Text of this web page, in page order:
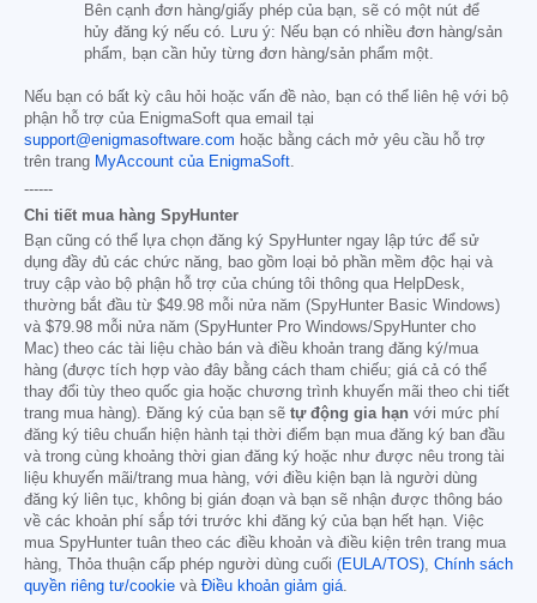
Bên cạnh đơn hàng/giấy phép của bạn, sẽ có một nút để
hủy đăng ký nếu có. Lưu ý: Nếu bạn có nhiều đơn hàng/sản
phẩm, bạn cần hủy từng đơn hàng/sản phẩm một.
Nếu bạn có bất kỳ câu hỏi hoặc vấn đề nào, bạn có thể liên hệ với bộ
phận hỗ trợ của EnigmaSoft qua email tại
support@enigmasoftware.com hoặc bằng cách mở yêu cầu hỗ trợ
trên trang MyAccount của EnigmaSoft.
------
Chi tiết mua hàng SpyHunter
Bạn cũng có thể lựa chọn đăng ký SpyHunter ngay lập tức để sử
dụng đầy đủ các chức năng, bao gồm loại bỏ phần mềm độc hại và
truy cập vào bộ phận hỗ trợ của chúng tôi thông qua HelpDesk,
thường bắt đầu từ $49.98 mỗi nửa năm (SpyHunter Basic Windows)
và $79.98 mỗi nửa năm (SpyHunter Pro Windows/SpyHunter cho
Mac) theo các tài liệu chào bán và điều khoản trang đăng ký/mua
hàng (được tích hợp vào đây bằng cách tham chiếu; giá cả có thể
thay đổi tùy theo quốc gia hoặc chương trình khuyến mãi theo chi tiết
trang mua hàng). Đăng ký của bạn sẽ tự động gia hạn với mức phí
đăng ký tiêu chuẩn hiện hành tại thời điểm bạn mua đăng ký ban đầu
và trong cùng khoảng thời gian đăng ký hoặc như được nêu trong tài
liệu khuyến mãi/trang mua hàng, với điều kiện bạn là người dùng
đăng ký liên tục, không bị gián đoạn và bạn sẽ nhận được thông báo
về các khoản phí sắp tới trước khi đăng ký của bạn hết hạn. Việc
mua SpyHunter tuân theo các điều khoản và điều kiện trên trang mua
hàng, Thỏa thuận cấp phép người dùng cuối (EULA/TOS), Chính sách
quyền riêng tư/cookie và Điều khoản giảm giá.